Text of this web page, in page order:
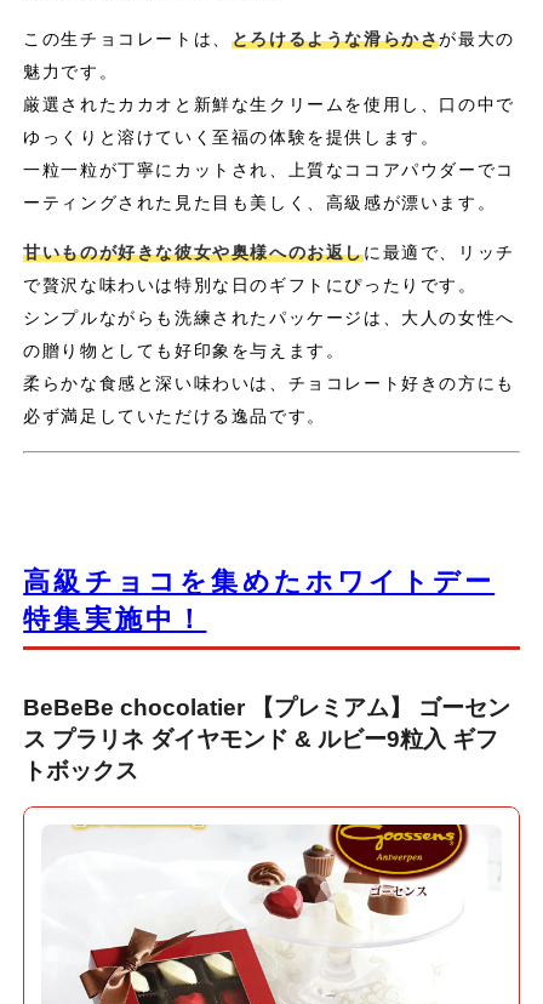
この生チョコレートは、 とろけるような滑らかさが最大の
魅力です。
厳選されたカカオと新鮮な生クリームを使用し、口の中で
ゆっくりと溶けていく至福の体験を提供します。
一粒一粒が丁寧にカットされ、上質なココアパウダーでコ
ーティングされた見た目も美しく、高級感が漂います。
甘いものが好きな彼女や奥様へのお返しに最適で、リッチ
で贅沢な味わいは特別な日のギフトにぴったりです。
シンプルながらも洗練されたパッケージは、大人の女性へ
の贈り物としても好印象を与えます。
柔らかな食感と深い味わいは、チョコレート好きの方にも
必ず満足していただける逸品です。
高級チョコを集めたホワイトデー
特集実施中！
BeBeBe chocolatier 【プレミアム】 ゴーセン
ス プラリネ ダイヤモンド & ルビー9粒入 ギフ
トボックス